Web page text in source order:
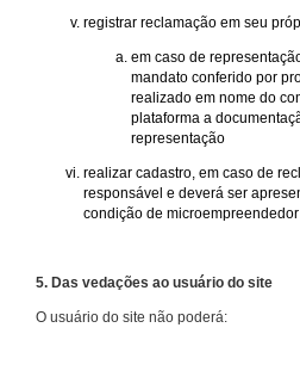
registrar reclamação em seu
em caso de
mandato conferido por
realizado em nome do
plataforma a
representação
realizar cadastro, em caso de
responsável e deverá ser
condição de
5. Das vedações ao usuário do site
O usuário do site não poderá: